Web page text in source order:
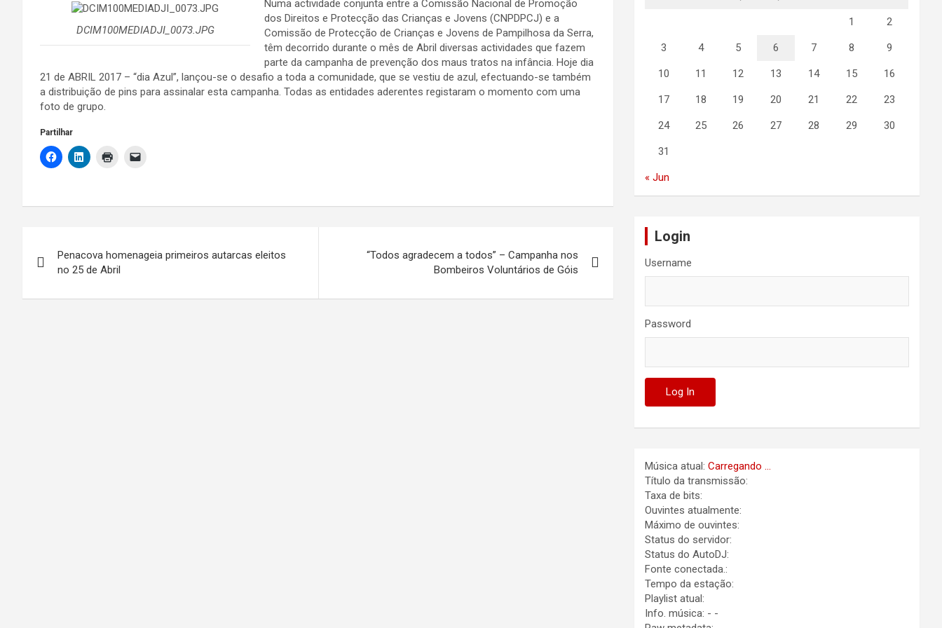
DCIM100MEDIADJI_0073.JPG
Numa actividade conjunta entre a Comissão Nacional de Promoção
dos Direitos e Protecção das Crianças e Jovens (CNPDPCJ) e a
Comissão de Protecção de Crianças e Jovens de Pampilhosa da Serra,
têm decorrido durante o mês de Abril diversas actividades que fazem
parte da campanha de prevenção dos maus tratos na infância. Hoje dia
21 de ABRIL 2017 – “dia Azul”, lançou-se o desafio a toda a comunidade, que se vestiu de azul, efectuando-se também
a distribuição de pins para assinalar esta campanha. Todas as entidades aderentes registaram o momento com uma
foto de grupo.
Partilhar
de
artigos
Penacova homenageia primeiros autarcas eleitos
no 25 de Abril
“Todos agradecem a todos” – Campanha nos
Bombeiros Voluntários de Góis
1 2
3 4 5 6 7 8 9
10 11 12 13 14 15 16
17 18 19 20 21 22 23
24 25 26 27 28 29 30
31
« Jun
Login
Username
Password
Música atual:Carregando ...
Título da transmissão:
Taxa de bits:
Ouvintes atualmente:
Máximo de ouvintes:
Status do servidor:
Status do AutoDJ:
Fonte conectada.:
Tempo da estação:
Playlist atual:
Info. música: - -